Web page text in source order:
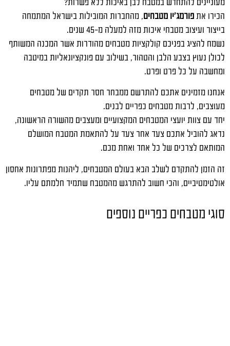
מעוניינים להתחדש במטבח לבן באיכות ללא פשרות?
הכירו את פורמג'יו מטבחים, מהחברות המובילות בישראל המתמחה
בייצור ועיצוב מטבחי איכות מזה למעלה מ-45 שנים.
נשמח להציג בפניכם קולקציות מטבחים מהודרות אשר המכנה המשותף
לכולן נעוץ בצבע הלבן והטהור, בשילוב עם פונקציונאליות במיטבה
ומחשבה על כל פרט ופרט.
אנחנו מזמינים אתכם להתרשם ממבחר חסר תקדים של מטבחים
מעוצבים, לרבות מטבחים כפריים לבנים.
יחד עם צוות יועצי המטבחים המקצועיים ומעצבים מהשורה הראשונה,
נדאג להוביל אתכם צעד אחר צעד על להתאמת המטבח המושלם
המותאם לצרכים של כל אחד ואחת מכם.
זה הזמן להתקדם לשלב הבא בעולם המטבחים, ליהנות מפתרונות אחסון
אולטימטיביים, והכי חשוב להתרגש מהמטבח שתמיד חלמתם עליו.
סוגי מטבחים כפריים נוספים